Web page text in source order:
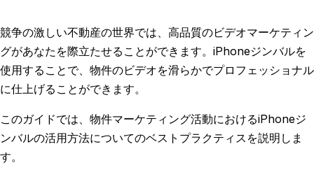
競争の激しい不動産の世界では、高品質のビデオマーケティン
グがあなたを際立たせることができます。iPhoneジンバルを
使用することで、物件のビデオを滑らかでプロフェッショナル
に仕上げることができます。
このガイドでは、物件マーケティング活動におけるiPhoneジ
ンバルの活用方法についてのベストプラクティスを説明しま
す。